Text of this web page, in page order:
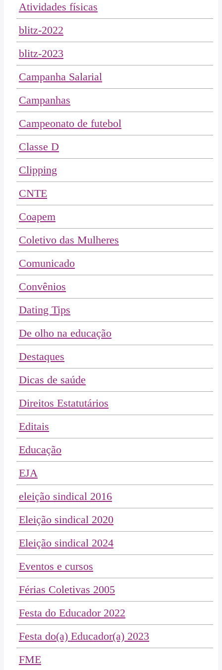
Atividades físicas
blitz-2022
blitz-2023
Campanha Salarial
Campanhas
Campeonato de futebol
Classe D
Clipping
CNTE
Coapem
Coletivo das Mulheres
Comunicado
Convênios
Dating Tips
De olho na educação
Destaques
Dicas de saúde
Direitos Estatutários
Editais
Educação
EJA
eleição sindical 2016
Eleição sindical 2020
Eleição sindical 2024
Eventos e cursos
Férias Coletivas 2005
Festa do Educador 2022
Festa do(a) Educador(a) 2023
FME